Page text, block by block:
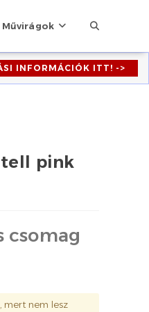
Művirágok Toggle
website
INFORMÁCIÓK ITT! ->
pink
csomag
mert nem lesz